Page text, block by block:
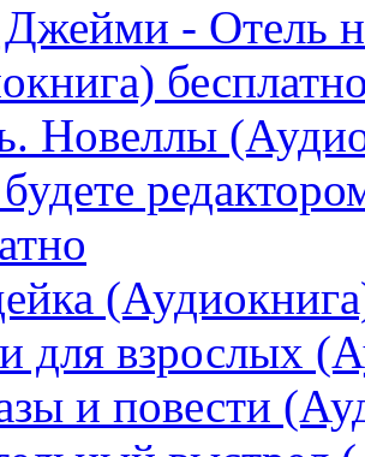
- Отель
Новеллы
для взрослых
и повести